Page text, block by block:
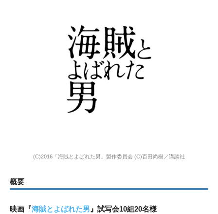
(C)2016「海賊とよばれた男」製作委員会 (C)百田尚樹／講談社
概要
映画『海賊とよばれた男』試写会10組20名様